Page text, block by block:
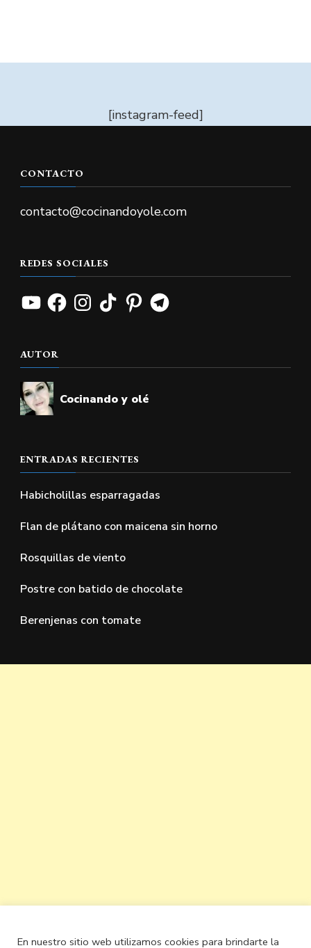
[instagram-feed]
CONTACTO
contacto@cocinandoyole.com
REDES SOCIALES
YouTubeFacebookInstagramTikTokPinterestTelegram
AUTOR
Cocinando y olé
ENTRADAS RECIENTES
Habicholillas esparragadas
Flan de plátano con maicena sin horno
Rosquillas de viento
Postre con batido de chocolate
Berenjenas con tomate
En nuestro sitio web utilizamos cookies para brindarte la